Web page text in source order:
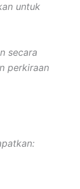
untuk
secara
perkiraan